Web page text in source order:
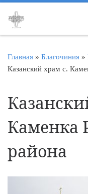
Перейти к
Главная » Благочиния »
Казанский храм с.
Каменка
района